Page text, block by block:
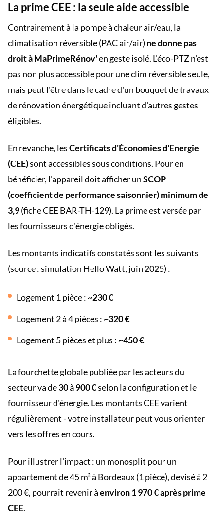
La prime CEE : la seule aide accessible
Contrairement à la pompe à chaleur air/eau, la
climatisation réversible (PAC air/air) ne donne pas
droit à MaPrimeRénov'en geste isolé. L'éco-PTZ n'est
pas non plus accessible pour une clim réversible seule,
mais peut l'être dans le cadre d'un bouquet de travaux
de rénovation énergétique incluant d'autres gestes
éligibles.
En revanche, lesCertificats d'Économies d'Energie
(CEE)sont accessibles sous conditions. Pour en
bénéficier, l'appareil doit afficher unSCOP
(coefficient de performance saisonnier) minimum de
3,9(fiche CEE BAR-TH-129). La prime est versée par
les fournisseurs d'énergie obligés.
Les montants indicatifs constatés sont les suivants
(source : simulation Hello Watt, juin 2025) :
Logement 1 pièce : ~230 €
Logement 2 à 4 pièces : ~320 €
Logement 5 pièces et plus : ~450 €
La fourchette globale publiée par les acteurs du
secteur va de30 à 900 €selon la configuration et le
fournisseur d'énergie. Les montants CEE varient
régulièrement - votre installateur peut vous orienter
vers les offres en cours.
Pour illustrer l'impact : un monosplit pour un
appartement de 45 m² à Bordeaux (1 pièce), devisé à 2
200 €, pourrait revenir àenviron 1 970 € après prime
CEE.